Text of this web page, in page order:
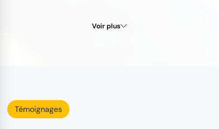
Voir plus
Témoignages